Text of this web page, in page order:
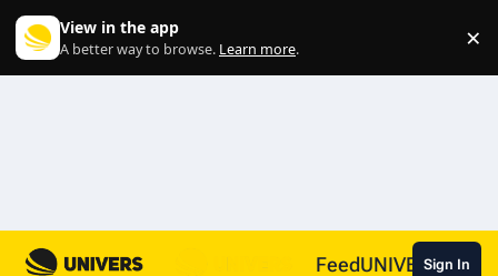
View in the app
A better way to browse. Learn more. ×
FeedUNIVERSSign In